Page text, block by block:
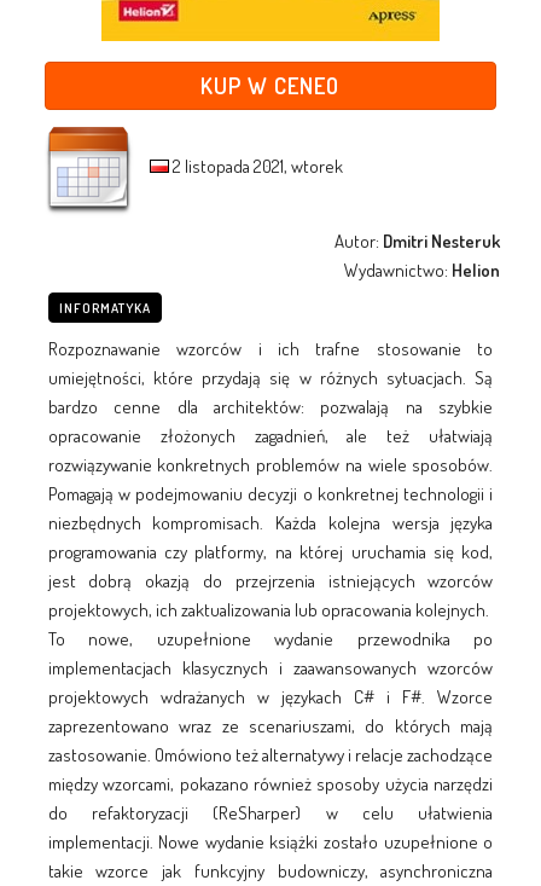
KUP W CENEO
2 listopada 2021, wtorek
Autor: Dmitri Nesteruk
Wydawnictwo: Helion
INFORMATYKA
Rozpoznawanie wzorców i ich trafne stosowanie to
umiejętności, które przydają się w różnych sytuacjach. Są
bardzo cenne dla architektów: pozwalają na szybkie
opracowanie złożonych zagadnień, ale też ułatwiają
rozwiązywanie konkretnych problemów na wiele sposobów.
Pomagają w podejmowaniu decyzji o konkretnej technologii i
niezbędnych kompromisach. Każda kolejna wersja języka
programowania czy platformy, na której uruchamia się kod,
jest dobrą okazją do przejrzenia istniejących wzorców
projektowych, ich zaktualizowania lub opracowania kolejnych.
To nowe, uzupełnione wydanie przewodnika po
implementacjach klasycznych i zaawansowanych wzorców
projektowych wdrażanych w językach C# i F#. Wzorce
zaprezentowano wraz ze scenariuszami, do których mają
zastosowanie. Omówiono też alternatywy i relacje zachodzące
między wzorcami, pokazano również sposoby użycia narzędzi
do refaktoryzacji (ReSharper) w celu ułatwienia
implementacji. Nowe wydanie książki zostało uzupełnione o
takie wzorce jak funkcyjny budowniczy, asynchroniczna